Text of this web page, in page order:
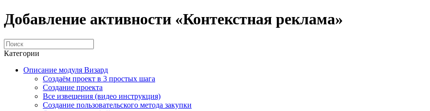
Добавление активности «Контекстная реклама»
Категории
Описание модуля Визард
Создаём проект в 3 простых шага
Создание проекта
Все извещения (видео инструкция)
Создание пользовательского метода закупки